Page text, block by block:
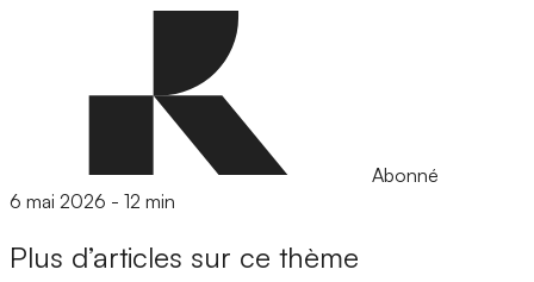
Abonné
6 mai 2026 - 12 min
Plus d’articles sur ce thème